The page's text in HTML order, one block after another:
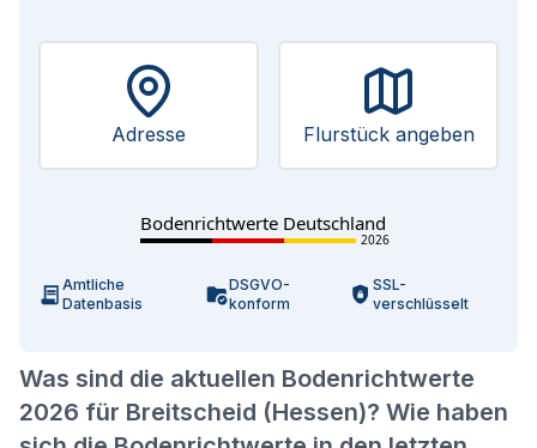
Was sind die aktuellen Bodenrichtwerte
2026 für Breitscheid (Hessen)? Wie haben
Adresse Flurstück angeben
Bodenrichtwerte Deutschland
2026
Amtliche
Datenbasis
DSGVO-
konform
SSL-
verschlüsselt